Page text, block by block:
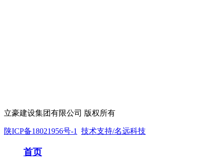
立豪建设集团有限公司 版权所有
陕ICP备18021956号-1 技术支持/名远科技
首页